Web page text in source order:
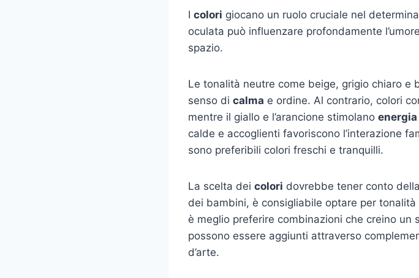
I colori giocano un ruolo cruciale nel
oculata può influenzare profondamente
spazio.
Le tonalità neutre come beige, grigio chiaro e
senso di calma e ordine. Al contrario, colori
mentre il giallo e l’arancione stimolano energia
calde e accoglienti favoriscono l’interazione
sono preferibili colori freschi e tranquilli.
La scelta dei colori dovrebbe tener conto
dei bambini, è consigliabile optare per
è meglio preferire combinazioni che creino un
possono essere aggiunti attraverso
d’arte.